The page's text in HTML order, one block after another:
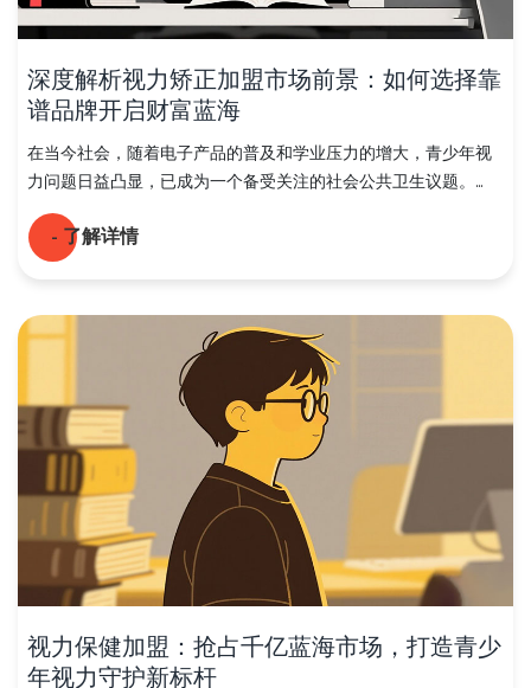
深度解析视力矫正加盟市场前景：如何选择靠
谱品牌开启财富蓝海
在当今社会，随着电子产品的普及和学业压力的增大，青少年视
力问题日益凸显，已成为一个备受关注的社会公共卫生议题。...
- 了解详情
视力保健加盟：抢占千亿蓝海市场，打造青少
年视力守护新标杆